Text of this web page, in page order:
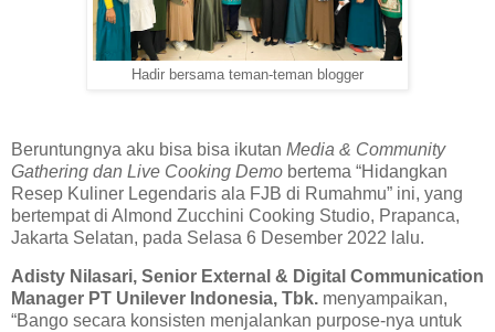
Hadir bersama teman-teman blogger
Beruntungnya aku bisa bisa ikutan Media & Community
Gathering dan Live Cooking Demo bertema “Hidangkan
Resep Kuliner Legendaris ala FJB di Rumahmu” ini, yang
bertempat di Almond Zucchini Cooking Studio, Prapanca,
Jakarta Selatan, pada Selasa 6 Desember 2022 lalu.
Adisty Nilasari, Senior External & Digital Communication
Manager PT Unilever Indonesia, Tbk. menyampaikan,
“Bango secara konsisten menjalankan purpose-nya untuk